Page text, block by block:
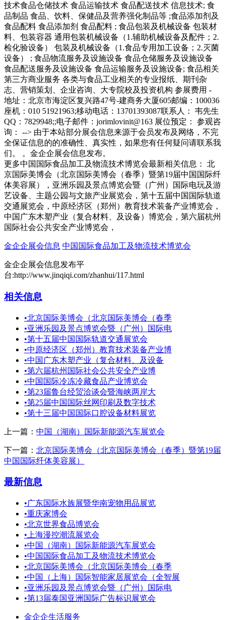
技术食品仓储技术 食品运输技术 食品配送技术 信息技术; 食
品制品 食品、饮料、保健品及营养强化制品等 ;食品添加剂及
食品配料 食品添加剂 食品配料 ; 食品包装及机械设备 包装材
料、包装容器 通用包装机械设备（1.辅助机械设备及配件；2.
检化验设备） 包装及机械设备（1.食品专用加工设备；2.灭菌
设备） ; 食品物流服务及设施设备 食品仓储服务及设施设备
食品配送服务及设施设备 食品运输服务及设施设备; 食品相关
第三方商业服务 各类与食品工业相关的专业报纸、期刊杂
志、营销策划、企业咨询、大专院校及投资机构 参展费用 -
地址：北京市海淀区复兴路47号-建商务大厦605邮编：100036
座机：010 51921963;移动电话：13701393087联系人： 韦先生
QQ：7829948;;电子邮件：jorimlovinit@163 展位预定： 参观咨
询： --> 由于本站部分展会信息来源于会员发布及网络，不完
全保证信息的的准确性、真实性，如果您有任何疑问请联系我
们。 。金企企展会信息发布。
更多中国国际食品加工及物流技术博览会最新相关信息： 北
京国际美博会（北京国际美博会（春季）暨第19届中国国际纤
体美容展），亚洲乐园及景点博览会暨（广州）国际电玩及游
艺设备、主题公园与文旅产业展览会，第十五届中国国际轨道
交通展览会，中原经济区（郑州）教育技术装备产业博览会，
中国广东木塑产业（复合材料、及设备）博览会，第六届杭州
国际社会公共安全产业博览会，
金企企展会信息 中国国际食品加工及物流技术博览会
金企企展会信息发布平
台:http://www.jinqiqi.com/zhanhui/117.html
相关信息
•北京国际美博会（北京国际美博会（春季
•亚洲乐园及景点博览会暨（广州）国际电
•第十五届中国国际轨道交通展览会
•中原经济区（郑州）教育技术装备产业博
•中国广东木塑产业（复合材料、及设备
•第六届杭州国际社会公共安全产业博
•中国国际冷冻冷藏食品产业博览会
•第23届鲁台经贸洽谈会暨海峡两岸大
•第25届中国国际丝网印刷及数字技术
•第十三届中国国际口腔设备材料展览
上一篇： 中国（湖南）国际新能源汽车展览会
下一篇： 北京国际美博会（北京国际美博会（春季）暨第19届
中国国际纤体美容展）
最新信息
•广东国际水族展暨华南宠物用品展览
•重庆家博会
•北京世界食品博览会
• 上海漫控潮流展览会
•中国（湖南）国际新能源汽车展览会
•中国国际食品加工及物流技术博览会
•北京国际美博会（北京国际美博会（春季
•中国（上海）国际智能家居展览会（全智展
•亚洲乐园及景点博览会暨（广州）国际电
•第13届泰国亚洲国际广告标识展览会
金企企生活服务